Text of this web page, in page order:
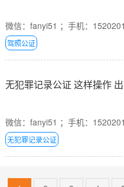
微信：fanyi51 ；手机：
驾照公证
无犯罪记录公证 这样操作 出
微信：fanyi51 ；手机：
无犯罪记录公证